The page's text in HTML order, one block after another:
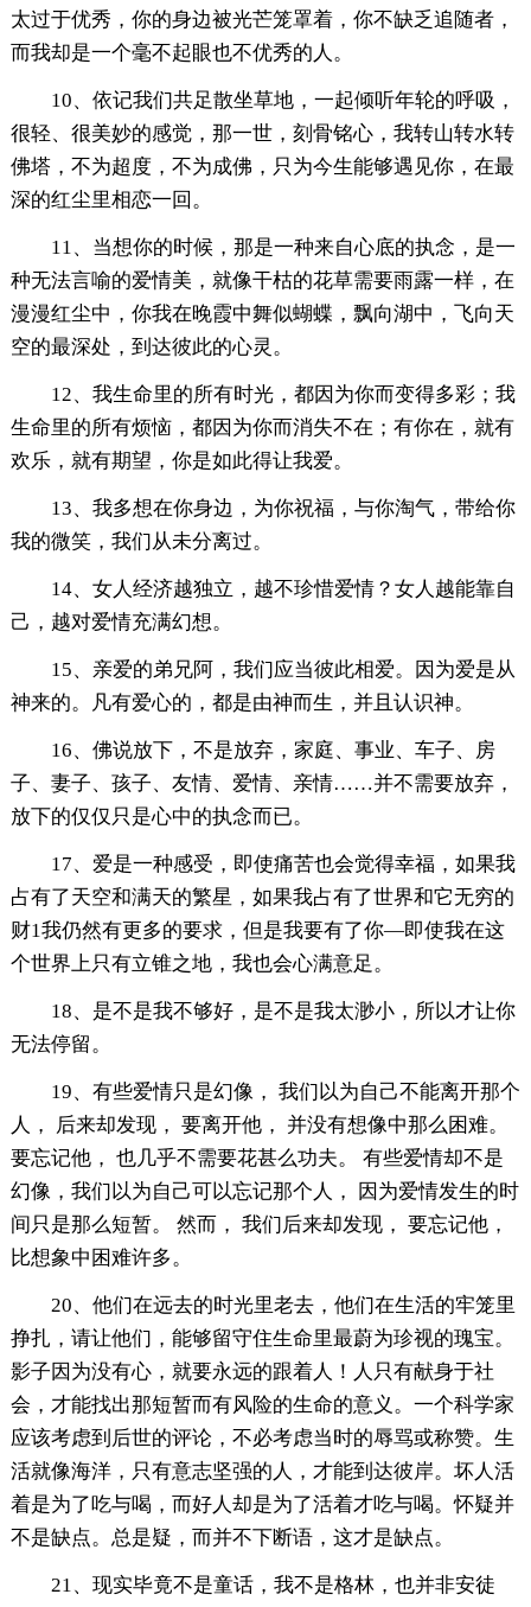
太过于优秀，你的身边被光芒笼罩着，你不缺乏追随者，
而我却是一个毫不起眼也不优秀的人。
10、依记我们共足散坐草地，一起倾听年轮的呼吸，
很轻、很美妙的感觉，那一世，刻骨铭心，我转山转水转
佛塔，不为超度，不为成佛，只为今生能够遇见你，在最
深的红尘里相恋一回。
11、当想你的时候，那是一种来自心底的执念，是一
种无法言喻的爱情美，就像干枯的花草需要雨露一样，在
漫漫红尘中，你我在晚霞中舞似蝴蝶，飘向湖中，飞向天
空的最深处，到达彼此的心灵。
12、我生命里的所有时光，都因为你而变得多彩；我
生命里的所有烦恼，都因为你而消失不在；有你在，就有
欢乐，就有期望，你是如此得让我爱。
13、我多想在你身边，为你祝福，与你淘气，带给你
我的微笑，我们从未分离过。
14、女人经济越独立，越不珍惜爱情？女人越能靠自
己，越对爱情充满幻想。
15、亲爱的弟兄阿，我们应当彼此相爱。因为爱是从
神来的。凡有爱心的，都是由神而生，并且认识神。
16、佛说放下，不是放弃，家庭、事业、车子、房
子、妻子、孩子、友情、爱情、亲情……并不需要放弃，
放下的仅仅只是心中的执念而已。
17、爱是一种感受，即使痛苦也会觉得幸福，如果我
占有了天空和满天的繁星，如果我占有了世界和它无穷的
财1我仍然有更多的要求，但是我要有了你—即使我在这
个世界上只有立锥之地，我也会心满意足。
18、是不是我不够好，是不是我太渺小，所以才让你
无法停留。
19、有些爱情只是幻像， 我们以为自己不能离开那个
人， 后来却发现， 要离开他， 并没有想像中那么困难。
要忘记他， 也几乎不需要花甚么功夫。 有些爱情却不是
幻像，我们以为自己可以忘记那个人， 因为爱情发生的时
间只是那么短暂。 然而， 我们后来却发现， 要忘记他，
比想象中困难许多。
20、他们在远去的时光里老去，他们在生活的牢笼里
挣扎，请让他们，能够留守住生命里最蔚为珍视的瑰宝。
影子因为没有心，就要永远的跟着人！人只有献身于社
会，才能找出那短暂而有风险的生命的意义。一个科学家
应该考虑到后世的评论，不必考虑当时的辱骂或称赞。生
活就像海洋，只有意志坚强的人，才能到达彼岸。坏人活
着是为了吃与喝，而好人却是为了活着才吃与喝。怀疑并
不是缺点。总是疑，而并不下断语，这才是缺点。
21、现实毕竟不是童话，我不是格林，也并非安徒